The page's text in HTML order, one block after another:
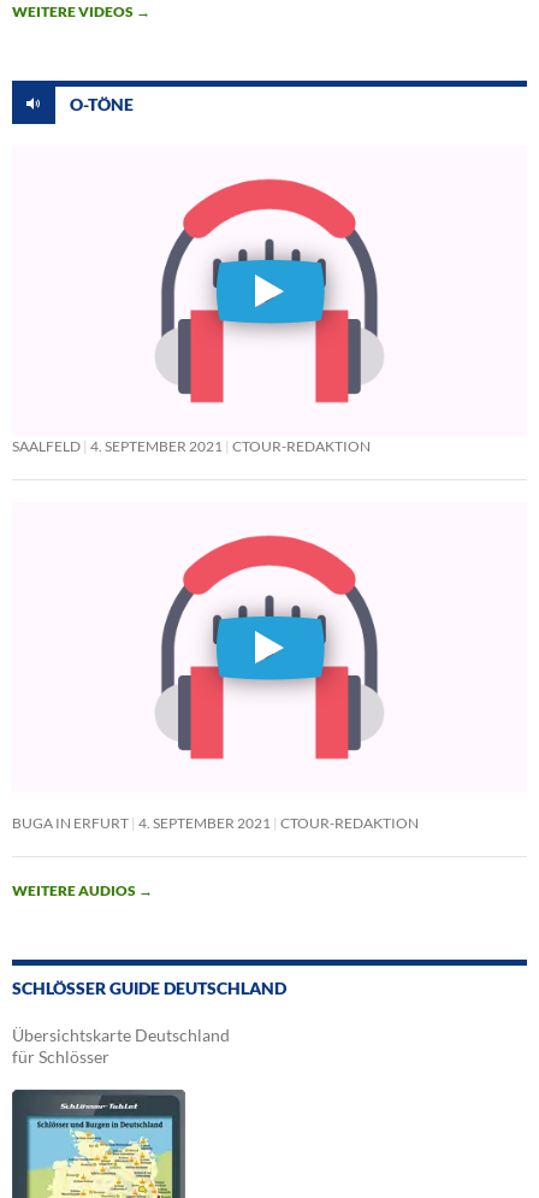
WEITERE VIDEOS →
O-TÖNE
SAALFELD 4. SEPTEMBER 2021 CTOUR-REDAKTION
BUGA IN ERFURT 4. SEPTEMBER 2021 CTOUR-REDAKTION
WEITERE AUDIOS →
SCHLÖSSER GUIDE DEUTSCHLAND
Übersichtskarte Deutschland
für Schlösser